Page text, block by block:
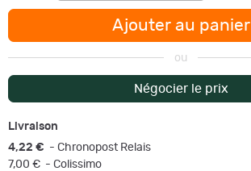
Ajouter au panier
ou
Négocier le prix
Livraison
4,22 € - Chronopost Relais
7,00 € - Colissimo